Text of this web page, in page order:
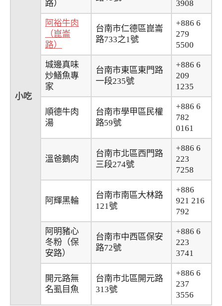
小吃
路）
3908
阿裕牛肉
（崑崙
路）
台南市仁德區崑崙
路733之1號
+886 6
279
5500
城邊真味
炒鱔魚專
家
台南市東區東門路
一段235號
+886 6
209
1235
順德牛肉
湯
台南市學甲區民權
路59號
+886 6
782
0161
溫爸鵝肉
台南市北區西門路
三段274號
+886 6
223
7258
阿輝黑輪
台南市南區大林路
121號
+886
921 216
792
阿明豬心
冬粉（保
安路）
台南市中西區保安
路72號
+886 6
223
3741
開元路無
名虱目魚
台南市北區開元路
313號
+886 6
237
3556